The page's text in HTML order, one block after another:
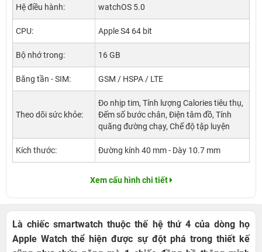
Hệ điều hành: watchOS 5.0
CPU: Apple S4 64 bit
Bộ nhớ trong: 16 GB
Băng tần - SIM: GSM / HSPA / LTE
Theo dõi sức khỏe:
Đo nhịp tim, Tính lượng Calories tiêu thụ,
Đếm số bước chân, Điện tâm đồ, Tính
quãng đường chạy, Chế độ tập luyện
Kích thước: Đường kính 40 mm - Dày 10.7 mm
Xem cấu hình chi tiết
Là chiếc smartwatch thuộc thế hệ thứ 4 của dòng họ
Apple Watch thể hiện được sự đột phá trong thiết kế